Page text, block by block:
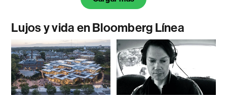
Lujos y vida en Bloomberg Línea